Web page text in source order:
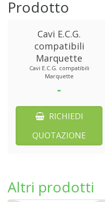
Prodotto
Cavi E.C.G.
compatibili
Marquette
Cavi E.C.G. compatibili
Marquette
-
RICHIEDI
QUOTAZIONE
Altri prodotti